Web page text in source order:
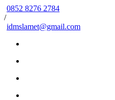
0852 8276 2784
/
idmslamet@gmail.com